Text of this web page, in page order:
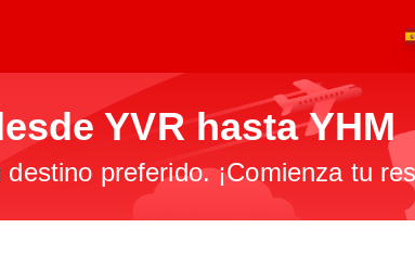
YVR hasta YHM
preferido. ¡Comienza tu